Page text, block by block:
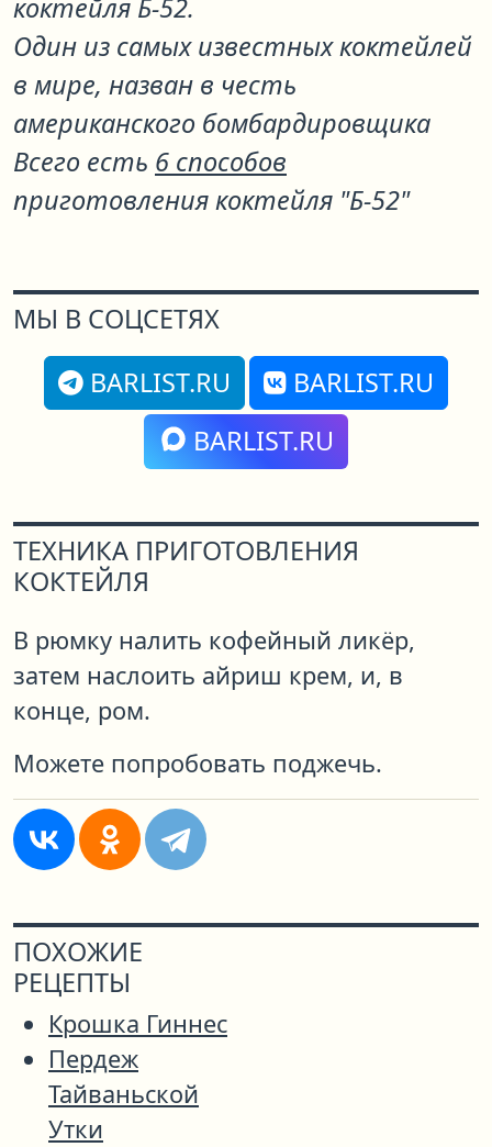
коктейля Б-52.
Один из самых известных коктейлей
в мире, назван в честь
американского бомбардировщика
Всего есть 6 способов
приготовления коктейля "Б-52"
МЫ В СОЦСЕТЯХ
BARLIST.RU
BARLIST.RU
BARLIST.RU
ТЕХНИКА ПРИГОТОВЛЕНИЯ
КОКТЕЙЛЯ
В рюмку налить кофейный ликёр,
затем наслоить айриш крем, и, в
конце, ром.
Можете попробовать поджечь.
ПОХОЖИЕ
РЕЦЕПТЫ
Крошка Гиннес
Пердеж
Тайваньской
Утки